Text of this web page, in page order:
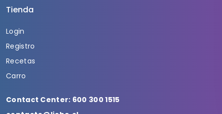
Tienda
Login
Registro
Recetas
Carro
Contact Center: 600 300 1515